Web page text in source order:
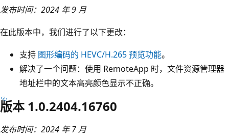
发布时间：2024 年 9 月
在此版本中，我们进行了以下更改：
支持 图形编码的 HEVC/H.265 预览功能。
解决了一个问题：使用 RemoteApp 时，文件资源管理器
地址栏中的文本高亮颜色显示不正确。
版本 1.0.2404.16760
发布时间：2024 年 7 月